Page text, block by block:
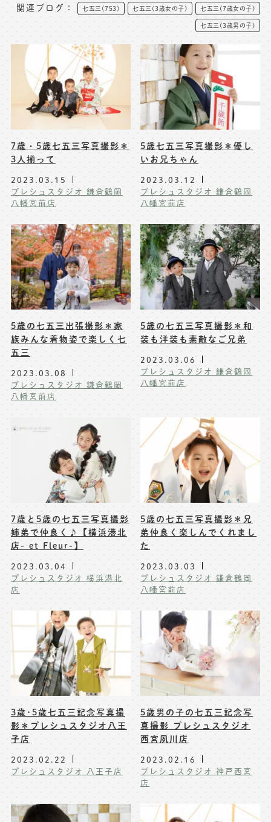
各店舗までお問い合わせください
toiawase@precieux-studio.com
※上記アドレスは総合窓口となります
[営業時間] 9:00～17:00
[定休日] 土日祝日
マイページへログインする
無料会員登録はこちら
関連ブログ：
七五三(753) 七五三(3歳女の子)
七五三(7歳女の子)
七五三(3歳男の子)
7歳・5歳七五三写真撮影＊
3人揃って
2023.03.15
プレシュスタジオ 鎌倉鶴岡
八幡宮前店
5歳七五三写真撮影＊優し
いお兄ちゃん
2023.03.12
プレシュスタジオ 鎌倉鶴岡
八幡宮前店
5歳の七五三出張撮影＊家
族みんな着物姿で楽しく七
五三
2023.03.08
プレシュスタジオ 鎌倉鶴岡
八幡宮前店
5歳の七五三写真撮影＊和
装も洋装も素敵なご兄弟
2023.03.06
プレシュスタジオ 鎌倉鶴岡
八幡宮前店
7歳と5歳の七五三写真撮影
姉弟で仲良く♪【横浜港北
店- et Fleur-】
2023.03.04
プレシュスタジオ 横浜港北
店
5歳の七五三写真撮影＊兄
弟仲良く楽しんでくれまし
た
2023.03.03
プレシュスタジオ 鎌倉鶴岡
八幡宮前店
3歳･5歳七五三記念写真撮
影＊プレシュスタジオ八王
子店
2023.02.22
プレシュスタジオ 八王子店
5歳男の子の七五三記念写
真撮影 プレシュスタジオ
西宮夙川店
2023.02.16
プレシュスタジオ 神戸西宮
店